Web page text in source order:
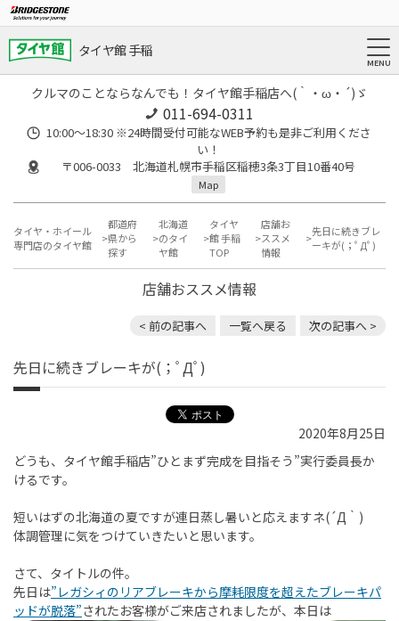
タイヤ館 手稲
クルマのことならなんでも！タイヤ館手稲店へ(｀・ω・´)ゞ
011-694-0311
10:00～18:30 ※24時間受付可能なWEB予約も是非ご利用くださ
い！
〒006-0033 北海道札幌市手稲区稲穂3条3丁目10番40号
Map
タイヤ・ホイール
専門店のタイヤ館
都道府
県から
探す
北海道
のタイ
ヤ館
タイヤ
館 手稲
TOP
店舗お
ススメ
情報
先日に続きブレ
ーキが(；ﾟДﾟ)
店舗おススメ情報
< 前の記事へ 一覧へ戻る 次の記事へ >
先日に続きブレーキが(；ﾟДﾟ)
2020年8月25日
どうも、タイヤ館手稲店”ひとまず完成を目指そう”実行委員長か
けるです。
短いはずの北海道の夏ですが連日蒸し暑いと応えますネ(´Д｀)
体調管理に気をつけていきたいと思います。
さて、タイトルの件。
先日は”レガシィのリアブレーキから摩耗限度を超えたブレーキパ
ッドが脱落”されたお客様がご来店されましたが、本日は